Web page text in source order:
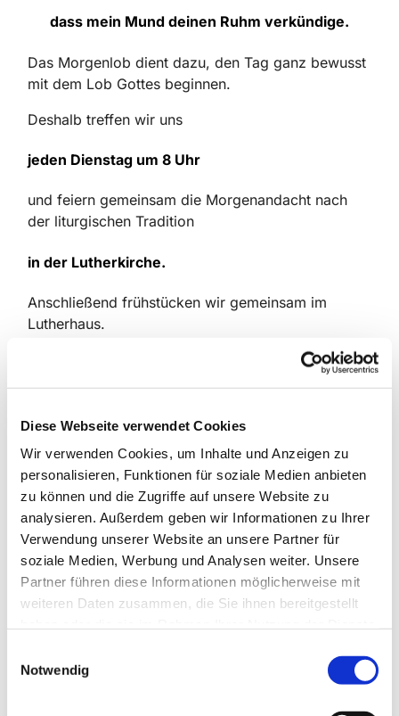
Diese Webseite verwendet Cookies
Wir verwenden Cookies, um Inhalte und Anzeigen zu
personalisieren, Funktionen für soziale Medien anbieten
zu können und die Zugriffe auf unsere Website zu
analysieren. Außerdem geben wir Informationen zu Ihrer
Verwendung unserer Website an unsere Partner für
soziale Medien, Werbung und Analysen weiter. Unsere
Partner führen diese Informationen möglicherweise mit
weiteren Daten zusammen, die Sie ihnen bereitgestellt
Notwendig
dass mein Mund deinen Ruhm verkündige.
Das Morgenlob dient dazu, den Tag ganz bewusst
mit dem Lob Gottes beginnen.
Deshalb treffen wir uns
jeden Dienstag um 8 Uhr
und feiern gemeinsam die Morgenandacht nach
der liturgischen Tradition
in der Lutherkirche.
Anschließend frühstücken wir gemeinsam im
Lutherhaus.